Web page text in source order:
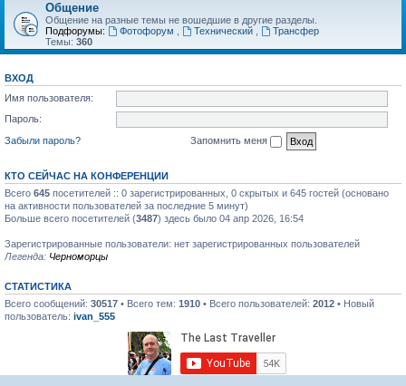
Общение
Общение на разные темы не вошедшие в другие разделы.
Подфорумы:
Фотофорум Технический
Трансфер
Темы: 360
ВХОД
Имя пользователя:
Пароль:
Забыли пароль?
Запомнить меня
КТО СЕЙЧАС НА КОНФЕРЕНЦИИ
Всего 645 посетителей :: 0 зарегистрированных, 0 скрытых и 645 гостей (основано
на активности пользователей за последние 5 минут)
Больше всего посетителей (3487) здесь было 04 апр 2026, 16:54
Зарегистрированные пользователи: нет зарегистрированных пользователей
Легенда: Черноморцы
СТАТИСТИКА
Всего сообщений: 30517 • Всего тем: 1910 • Всего пользователей: 2012 • Новый
пользователь: ivan_555